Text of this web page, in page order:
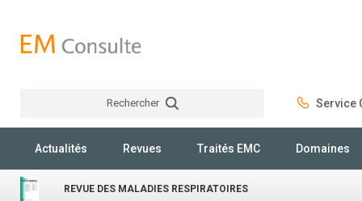
Rechercher Service
Actualités Revues Traités EMC Domaines
REVUE DES MALADIES RESPIRATOIRES